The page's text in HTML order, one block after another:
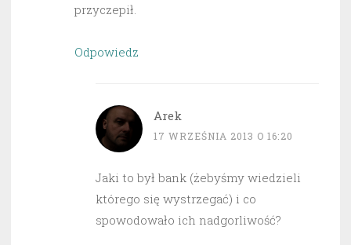
przyczepił.
Odpowiedz
Arek
17 WRZEŚNIA 2013 O 16:20
Jaki to był bank (żebyśmy wiedzieli
którego się wystrzegać) i co
spowodowało ich nadgorliwość?